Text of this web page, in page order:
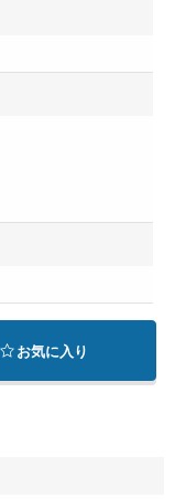
お気に入り